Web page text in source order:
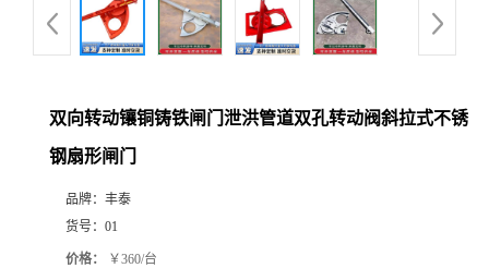
双向转动镶铜铸铁闸门泄洪管道双孔转动阀斜拉式不锈
钢扇形闸门
品牌： 丰泰
货号： 01
价格： ￥360/台